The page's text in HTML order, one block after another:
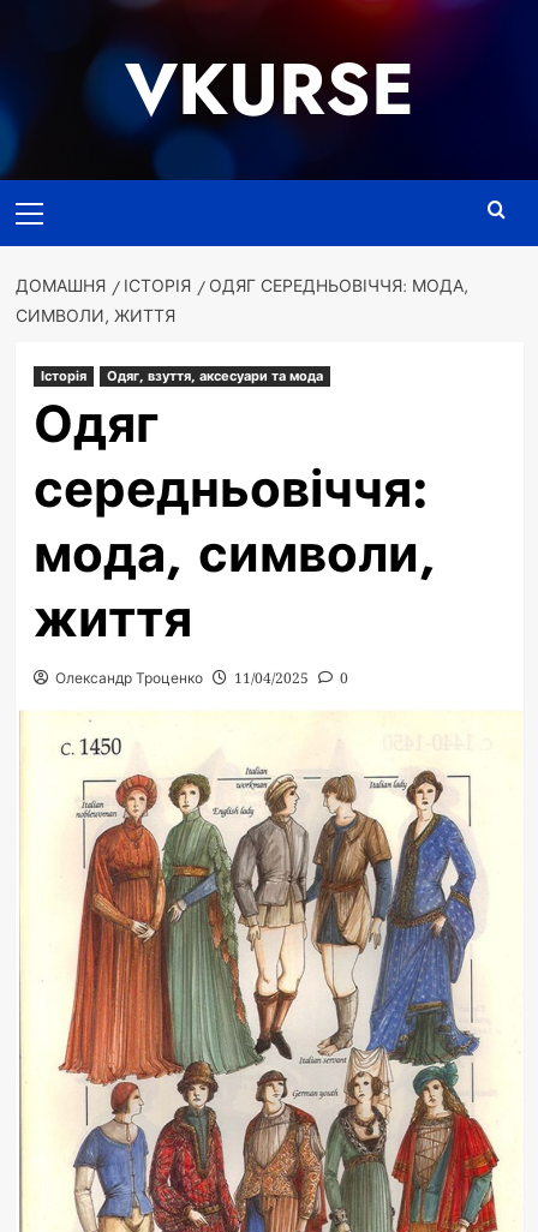
VKURSE
меню
ДОМАШНЯ ІСТОРІЯ
ОДЯГ СЕРЕДНЬОВІЧЧЯ: МОДА,
СИМВОЛИ, ЖИТТЯ
Історія Одяг, взуття, аксесуари та мода
Одяг
середньовіччя:
мода, символи,
життя
Олександр Троценко 11/04/2025 0